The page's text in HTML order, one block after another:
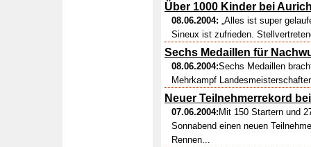
Über 1000 Kinder bei
08.06.2004: „Alles ist super
Sineux ist zufrieden.
Sechs Medaillen für
08.06.2004:Sechs Medaillen
Mehrkampf
Neuer Teilnehmerrekord
07.06.2004: Mit 150 Startern und
Sonnabend einen neuen
Rennen...